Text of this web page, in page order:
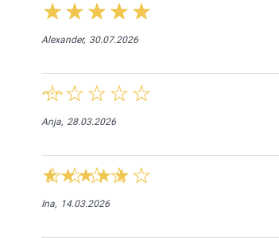
Alexander, 30.07.2026
Anja, 28.03.2026
Ina, 14.03.2026